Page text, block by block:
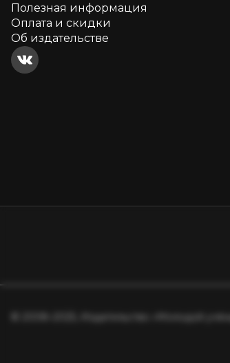
Полезная информация
Оплата и скидки
Об издательстве